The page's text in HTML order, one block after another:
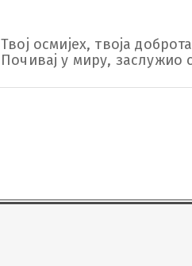
Твој осмијех, твоја
Почивај у миру,